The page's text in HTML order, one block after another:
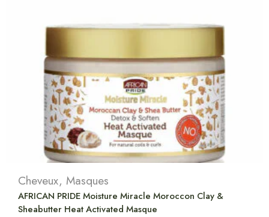
Cheveux, Masques
AFRICAN PRIDE Moisture Miracle Moroccon Clay &
Sheabutter Heat Activated Masque